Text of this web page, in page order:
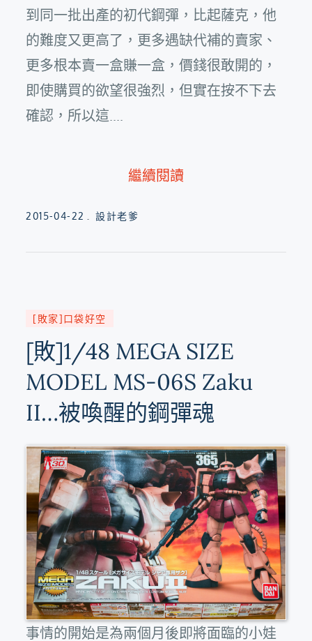
到同一批出產的初代鋼彈，比起薩克，他
的難度又更高了，更多遇缺代補的賣家、
更多根本賣一盒賺一盒，價錢很敢開的，
即使購買的欲望很強烈，但實在按不下去
確認，所以這....
繼續閱讀
Posted
2015-04-22 設計老爹
[敗家]口袋好空
[敗]1/48 MEGA SIZE
MODEL MS-06S Zaku
II…被喚醒的鋼彈魂
事情的開始是為兩個月後即將面臨的小娃